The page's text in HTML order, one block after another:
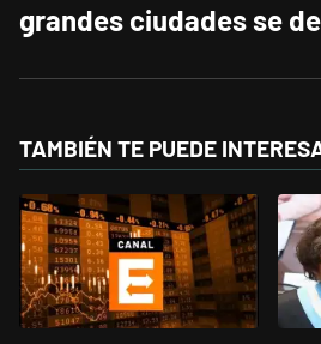
grandes ciudades se
TAMBIÉN TE PUEDE